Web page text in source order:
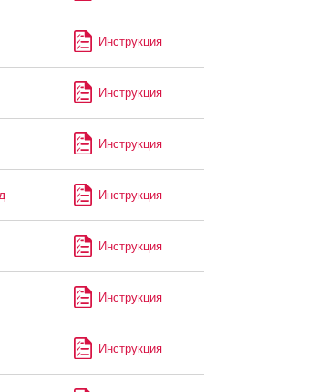
Инструкция
Инструкция
Инструкция
Инструкция
Инструкция
Инструкция
Инструкция